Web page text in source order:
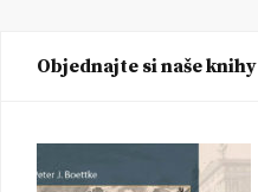
Objednajte si naše knihy